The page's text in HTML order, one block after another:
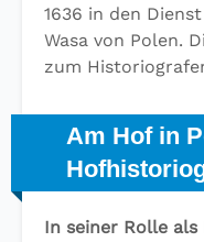
1636 in den Dienst
Wasa von Polen.
zum
Am Hof in
In seiner Rolle